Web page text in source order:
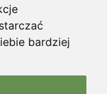
bardziej
Designed by